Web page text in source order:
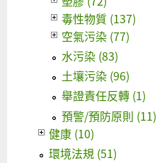
毒性物質 (137)
空氣污染 (77)
水污染 (83)
土壤污染 (96)
舉證責任反轉 (1)
預警/預防原則 (11)
健康 (10)
環境法規 (51)